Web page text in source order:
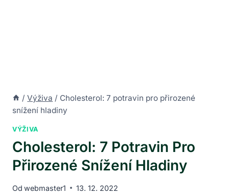
/ Výživa / Cholesterol: 7 potravin pro přirozené
snížení hladiny
VÝŽIVA
Cholesterol: 7 Potravin Pro
Přirozené Snížení Hladiny
Od webmaster1 13. 12. 2022